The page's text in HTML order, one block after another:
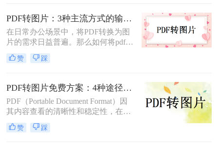
的方法，帮助读者轻松应对这一需
求。
PDF转图片：3种主流方式的输出分辨率和文件体积实测！
在日常办公场景中，将PDF转换为图
片的需求日益普遍。那么如何将pdf转
换成图片呢？本文精选三种主流方
法，助您高效完成格式转换。
赞 踩
PDF转图片免费方案：4种途径的免费额度和隐藏限制！
PDF（Portable Document Format）因
其内容查看的清晰性和稳定性，在日
常工作和学习中得到了广泛应用。然
而，在某些情况下，我们可能需要将
赞 踩